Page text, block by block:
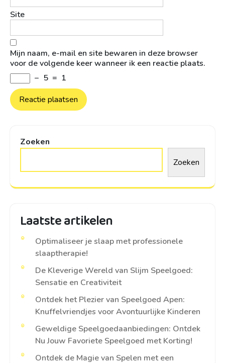
Site
Mijn naam, e-mail en site bewaren in deze browser
voor de volgende keer wanneer ik een reactie plaats.
− 5 = 1
Zoeken
Zoeken
Laatste artikelen
Optimaliseer je slaap met professionele
slaaptherapie!
De Kleverige Wereld van Slijm Speelgoed:
Sensatie en Creativiteit
Ontdek het Plezier van Speelgoed Apen:
Knuffelvriendjes voor Avontuurlijke Kinderen
Geweldige Speelgoedaanbiedingen: Ontdek
Nu Jouw Favoriete Speelgoed met Korting!
Ontdek de Magie van Spelen met een